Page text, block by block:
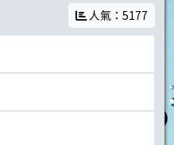
人氣：5177